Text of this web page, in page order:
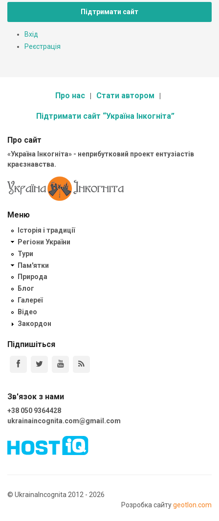
Підтримати сайт
Вхід
Реєстрація
Про нас Стати автором
Підтримати сайт “Україна Інкогніта”
Про сайт
«Україна Інкогніта» - неприбутковий проект ентузіастів
краєзнавства.
Меню
Історія і традиції
Регіони України
Тури
Пам'ятки
Природа
Блог
Галереї
Відео
Закордон
Підпишіться
Зв'язок з нами
+38 050 9364428
ukrainaincognita.com@gmail.com
© UkrainaIncognita 2012 - 2026
Розробка сайтуgeotlon.com